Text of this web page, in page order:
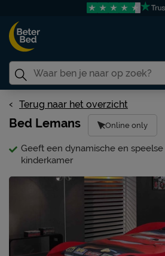
Terug naar het overzicht
Bed Lemans Online only
Geeft een dynamische en
kinderkamer